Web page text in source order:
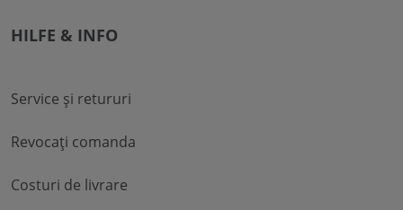
HILFE & INFO
Service și retururi
Revocați comanda
Costuri de livrare